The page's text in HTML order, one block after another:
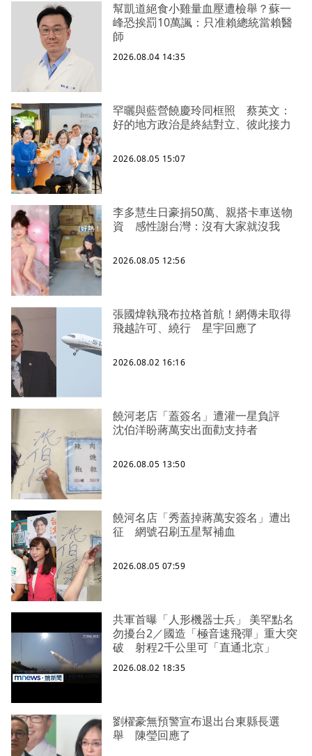
幫凱道絕食小雞量血壓遭檢舉？蘇一
峰恐挨罰10萬諷：只准賴總統當賴醫
師
2026.08.04 14:35
罕曬與藍營饒慶玲同框照 蔡英文：
好的地方政治是終結對立、彼此接力
2026.08.05 15:07
李多慧生日豪捐50萬、親搭卡車送物
資 感性謝台灣：沒有大家就沒我
2026.08.05 12:56
張國煒執飛布拉格首航！網傳未取得
飛越許可、繞行 星宇回應了
2026.08.02 16:16
饒河老店「蓋簽名」遭灌一星負評
沈伯洋盼蔣萬安出面勸支持者
2026.08.05 13:50
饒河名店「秀蓋掉蔣萬安簽名」遭出
征 網號召刷五星幫補血
2026.08.05 07:59
共軍首曝「人形機器士兵」 美罕點名
勿擾台2／國造「極音速飛彈」重大突
破 射程2千公里可「直通北京」
2026.08.02 18:35
劉櫂豪無預警宣布退出台東縣長選
舉 陳瑩回應了